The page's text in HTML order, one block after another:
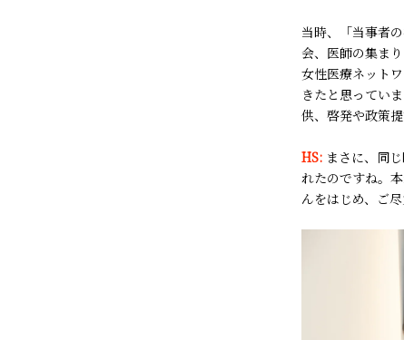
当時、「当事者
会、医師の集ま
女性医療ネット
きたと思ってい
供、啓発や政策
HS: まさに、 同
れたのですね。
んをはじめ、ご